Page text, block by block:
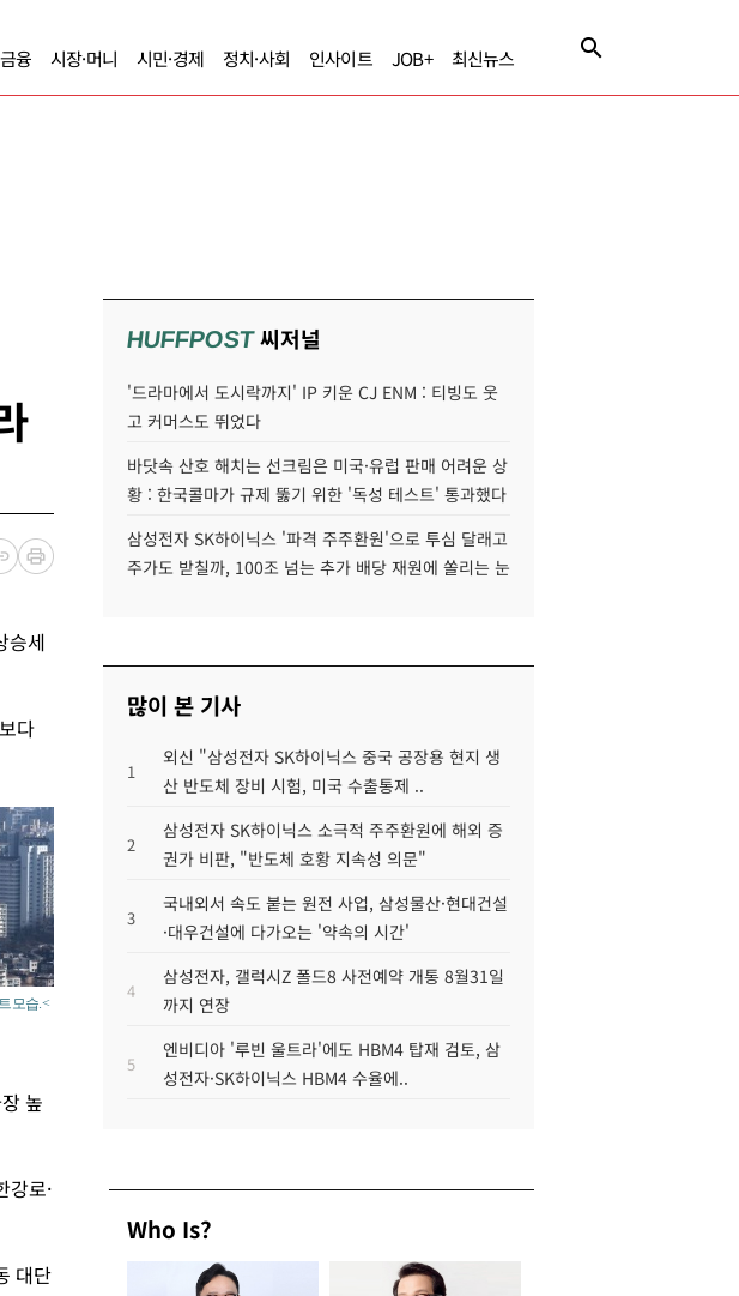
금융 시장·머니 시민·경제 정치·사회 인사이트 JOB+ 최신뉴스
승세
다
모습. <
높
강로·
대단
HUFFPOST씨저널
'드라마에서 도시락까지' IP 키운 CJ ENM : 티빙도 웃
고 커머스도 뛰었다
바닷속 산호 해치는 선크림은 미국·유럽 판매 어려운 상
황 : 한국콜마가 규제 뚫기 위한 '독성 테스트' 통과했다
삼성전자 SK하이닉스 '파격 주주환원'으로 투심 달래고
주가도 받칠까, 100조 넘는 추가 배당 재원에 쏠리는 눈
많이 본 기사
1
외신 "삼성전자 SK하이닉스 중국 공장용 현지 생
산 반도체 장비 시험, 미국 수출통제 ..
2
삼성전자 SK하이닉스 소극적 주주환원에 해외 증
권가 비판, "반도체 호황 지속성 의문"
3
국내외서 속도 붙는 원전 사업, 삼성물산·현대건설
·대우건설에 다가오는 '약속의 시간'
4
삼성전자, 갤럭시Z 폴드8 사전예약 개통 8월31일
까지 연장
5
엔비디아 '루빈 울트라'에도 HBM4 탑재 검토, 삼
성전자·SK하이닉스 HBM4 수율에..
Who Is?